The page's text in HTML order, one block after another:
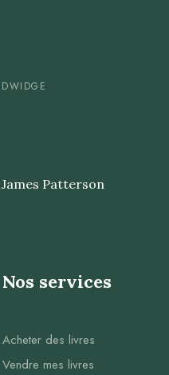
Patterson
Nos services
Acheter des livres
Vendre mes livres